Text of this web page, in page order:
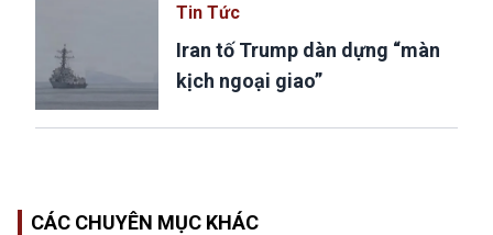
Tin Tức
Iran tố Trump dàn dựng “màn
kịch ngoại giao”
CÁC CHUYÊN MỤC KHÁC